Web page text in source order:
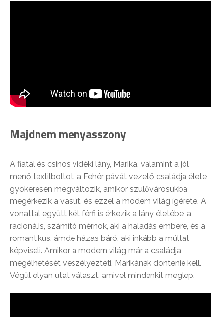
Majdnem menyasszony
A fiatal és csinos vidéki lány, Marika, valamint a jól
menő textilboltot, a Fehér pávát vezető családja élete
gyökeresen megváltozik, amikor szülővárosukba
megérkezik a vasút, és ezzel a modern világ ígérete. A
vonattal együtt két férfi is érkezik a lány életébe: a
racionális, számító mérnök, aki a haladás embere, és a
romantikus, ámde házas báró, aki inkább a múltat
képviseli. Amikor a modern világ már a családja
megélhetését veszélyezteti, Marikának döntenie kell.
Végül olyan utat választ, amivel mindenkit meglep.